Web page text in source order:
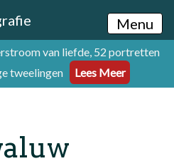
Menu
van liefde, 52 portretten
tweelingen
Lees Meer